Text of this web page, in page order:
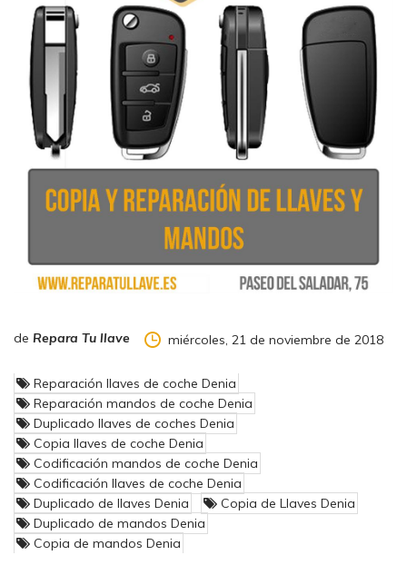
dispositivo utilizado en telecomunicaciones. Su
nombre es producto de la fusión de los terminos en
inglesas Transmitter (Transmisor) y Responder
(Contestador/Respondedor).
Los equipos que realizan esta función son designados con
las siguientes acciones:
– Recepción, amplificación y reemisión
de una señal. Este tipo de transpondendores son utilizados en
comunicaciones espaciales para poder adaptar la señal del
satélite entrante/saliente a la frecuencia de los equipos en
– Respuesta automática de un mensajea la recepción de una
utilizados muy comúnmente en aeronáutica en sistemas de
pseudo-radar.
de Repara Tu llave miércoles, 21 de noviembre de 2018
Reparación llaves de coche Denia
Reparación mandos de coche Denia
Duplicado llaves de coches Denia
Copia llaves de coche Denia
Codificación mandos de coche Denia
Codificación llaves de coche Denia
Duplicado de llaves Denia
Copia de Llaves Denia
Duplicado de mandos Denia
Copia de mandos Denia